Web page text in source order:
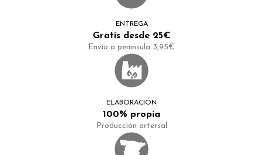
ENTREGA
Gratis desde 25€
Envío a peninsula 3,95€
ELABORACIÓN
100% propia
Producción artersal